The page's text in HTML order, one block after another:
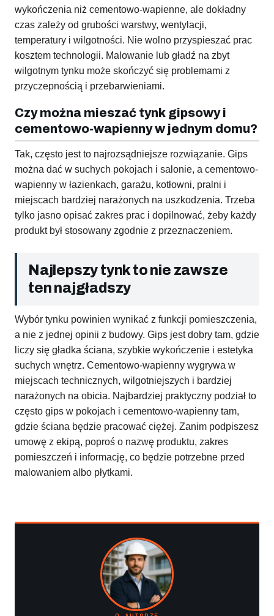
wykończenia niż cementowo-wapienne, ale dokładny
czas zależy od grubości warstwy, wentylacji,
temperatury i wilgotności. Nie wolno przyspieszać prac
kosztem technologii. Malowanie lub gładź na zbyt
wilgotnym tynku może skończyć się problemami z
przyczepnością i przebarwieniami.
Czy można mieszać tynk gipsowy i
cementowo-wapienny w jednym domu?
Tak, często jest to najrozsądniejsze rozwiązanie. Gips
można dać w suchych pokojach i salonie, a cementowo-
wapienny w łazienkach, garażu, kotłowni, pralni i
miejscach bardziej narażonych na uszkodzenia. Trzeba
tylko jasno opisać zakres prac i dopilnować, żeby każdy
produkt był stosowany zgodnie z przeznaczeniem.
Najlepszy tynk to nie zawsze
ten najgładszy
Wybór tynku powinien wynikać z funkcji pomieszczenia,
a nie z jednej opinii z budowy. Gips jest dobry tam, gdzie
liczy się gładka ściana, szybkie wykończenie i estetyka
suchych wnętrz. Cementowo-wapienny wygrywa w
miejscach technicznych, wilgotniejszych i bardziej
narażonych na obicia. Najbardziej praktyczny podział to
często gips w pokojach i cementowo-wapienny tam,
gdzie ściana będzie pracować ciężej. Zanim podpiszesz
umowę z ekipą, poproś o nazwę produktu, zakres
pomieszczeń i informację, co będzie potrzebne przed
malowaniem albo płytkami.